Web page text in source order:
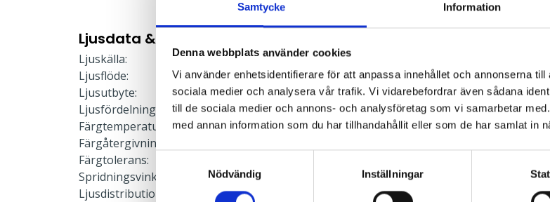
Samtycke Information
Denna webbplats använder cookies
Vi använder enhetsidentifierare för att anpassa innehållet och annonserna
sociala medier och analysera vår trafik. Vi vidarebefordrar även sådana
till de sociala medier och annons- och analysföretag som vi samarbetar
med annan information som du har tillhandahållit eller som de har samlat in
Nödvändig
Inställningar
Ljusdata & Prestanda
Ljuskälla:
LED-modul
Ljusflöde:
4885 lm
Ljusutbyte:
132 lm/W
Ljusfördelning:
Direkt
Färgtemperatur:
4000 K
Färgåtergivning:
Färgtolerans:
Spridningsvinkel:
123x92°
Ljusdistribution upp: